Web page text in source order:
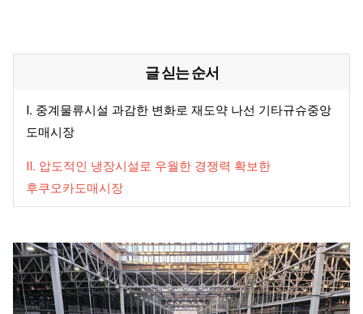
글 싣는 순서
Ⅰ. 중계물류시설 과감한 변화로 재도약 나선 기타규슈중앙
도매시장
Ⅱ. 압도적인 냉장시설로 우월한 경쟁력 확보한
후쿠오카도매시장